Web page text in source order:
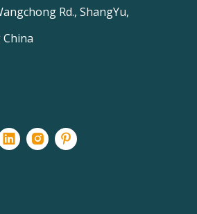
Rd., ShangYu,